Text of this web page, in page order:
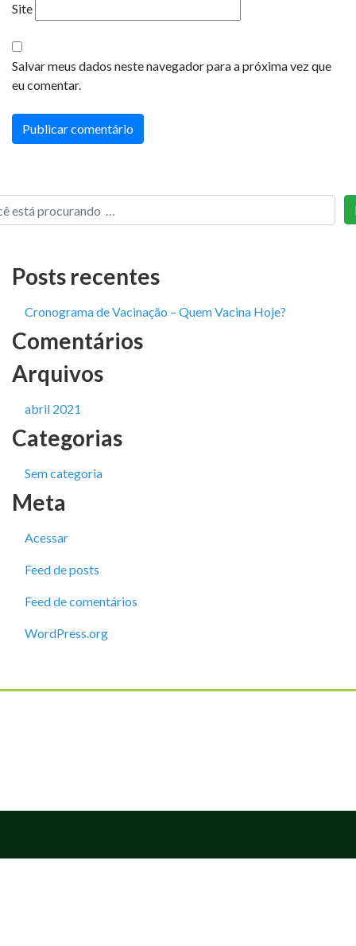
Site
Salvar meus dados neste navegador para a próxima vez que
eu comentar.
Posts recentes
Cronograma de Vacinação – Quem Vacina Hoje?
Comentários
Arquivos
abril 2021
Categorias
Sem categoria
Meta
Acessar
Feed de posts
Feed de comentários
WordPress.org